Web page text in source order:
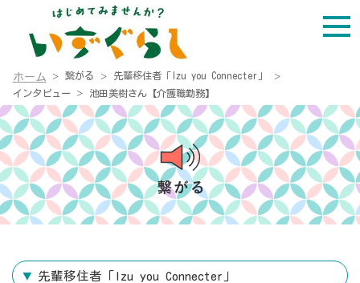
ホーム 繋がる
先輩移住者「Izu you Connecter」
インタビュー
池田美樹さん【介護職勤務】
先輩移住者「Izu you Connecter」